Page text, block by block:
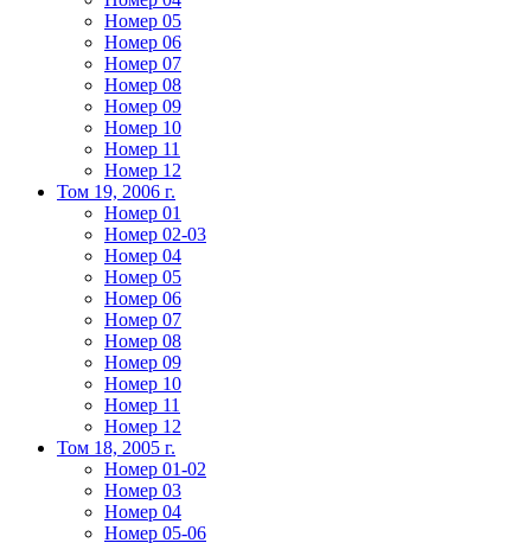
Номер 05
Номер 06
Номер 07
Номер 08
Номер 09
Номер 10
Номер 11
Номер 12
Том 19, 2006 г.
Номер 01
Номер 02-03
Номер 04
Номер 05
Номер 06
Номер 07
Номер 08
Номер 09
Номер 10
Номер 11
Номер 12
Том 18, 2005 г.
Номер 01-02
Номер 03
Номер 04
Номер 05-06